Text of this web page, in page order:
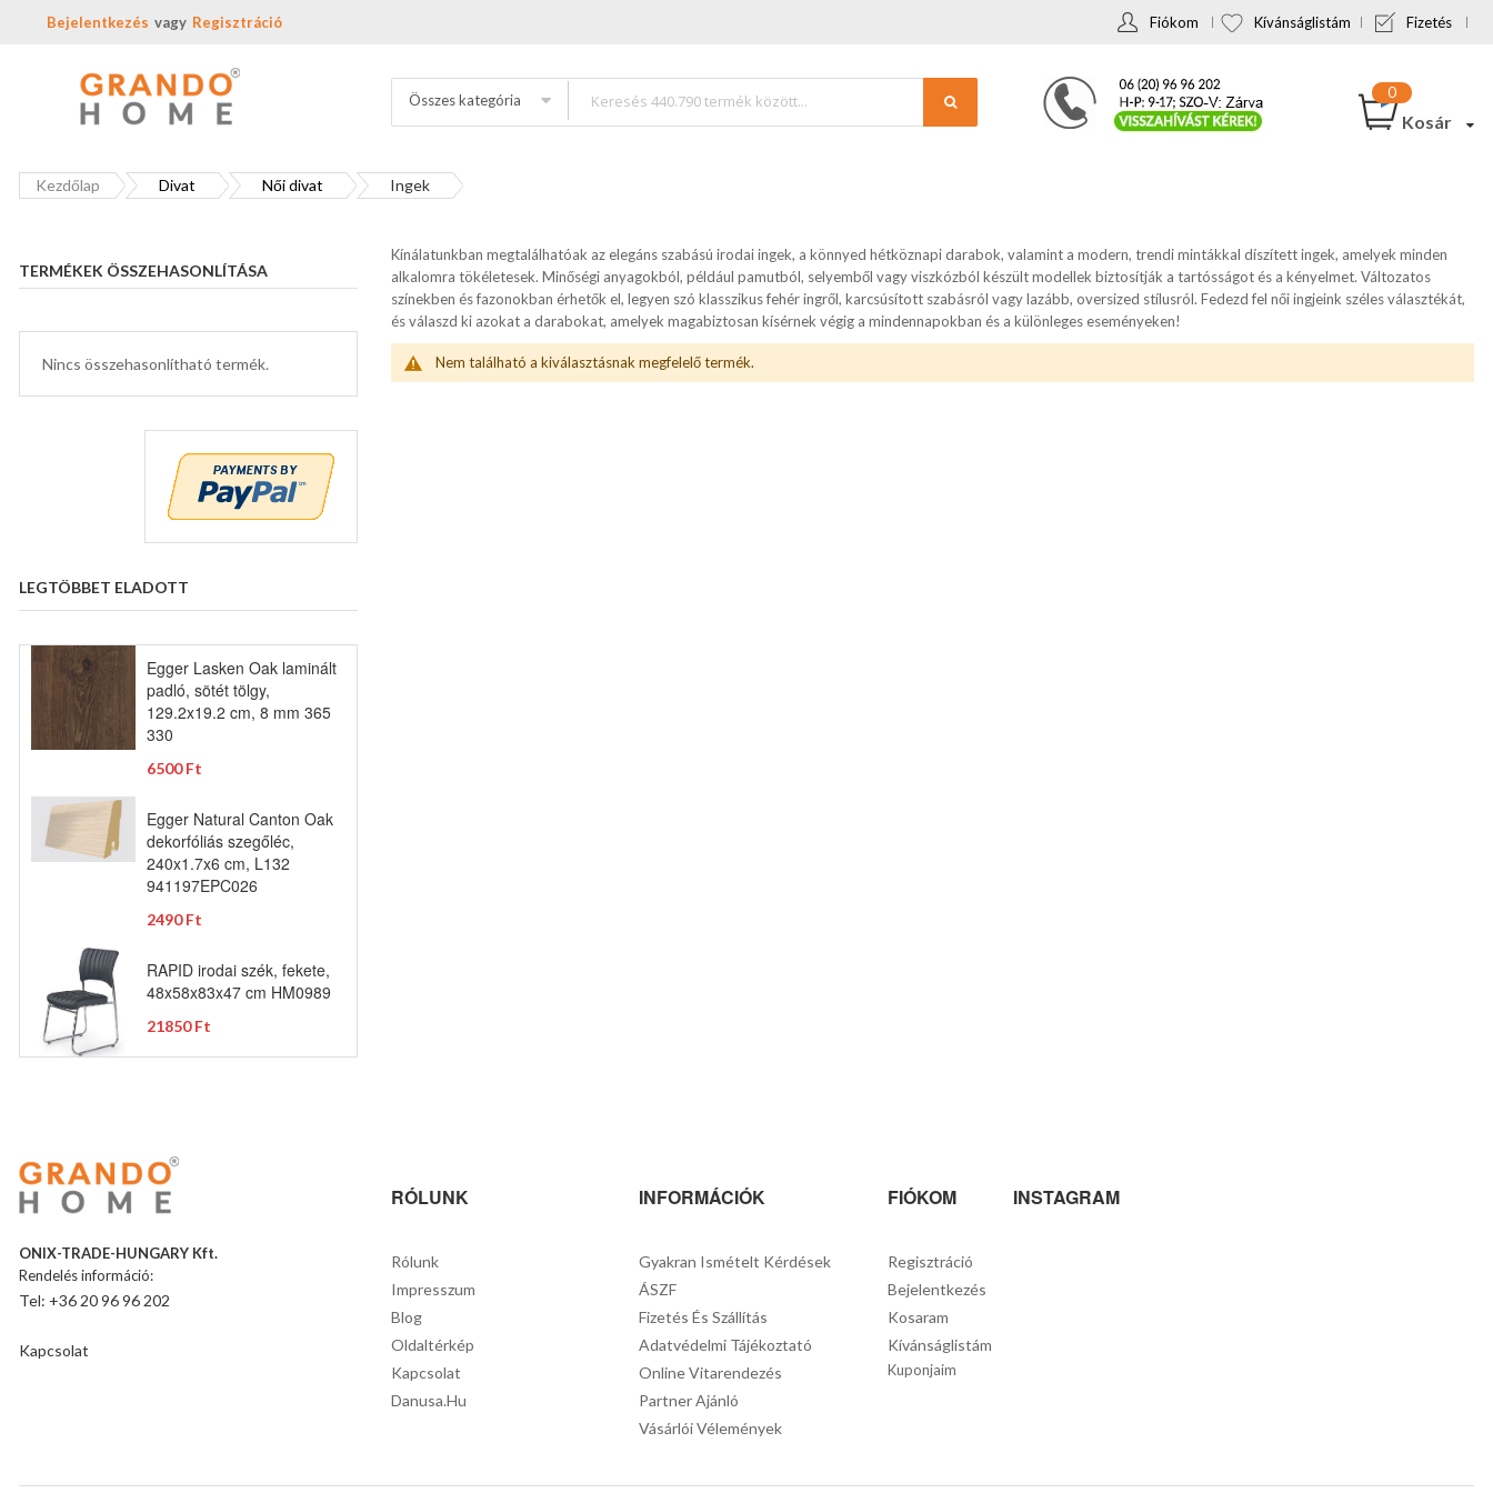
Bejelentkezés Regisztráció Fiókom Kívánságlistám Fizetés
Összes kategória
Kosár
Kezdőlap Divat Női divat Ingek
Kínálatunkban megtalálhatóak az elegáns szabású irodai ingek, a könnyed hétköznapi darabok, valamint a modern, trendi mintákkal díszített ingek, amelyek minden
alkalomra tökéletesek. Minőségi anyagokból, például pamutból, selyemből vagy viszkózból készült modellek biztosítják a tartósságot és a kényelmet. Változatos
színekben és fazonokban érhetők el, legyen szó klasszikus fehér ingről, karcsúsított szabásról vagy lazább, oversized stílusról. Fedezd fel női ingjeink széles választékát,
és válaszd ki azokat a darabokat, amelyek magabiztosan kísérnek végig a mindennapokban és a különleges eseményeken!
Nem található a kiválasztásnak megfelelő termék.
TERMÉKEK ÖSSZEHASONLÍTÁSA
Nincs összehasonlítható termék.
LEGTÖBBET ELADOTT
Egger Lasken Oak laminált
padló, sötét tölgy,
129.2x19.2 cm, 8 mm 365
330
6500 Ft
Egger Natural Canton Oak
dekorfóliás szegőléc,
240x1.7x6 cm, L132
941197EPC026
2490 Ft
RAPID irodai szék, fekete,
48x58x83x47 cm HM0989
21850 Ft
ONIX-TRADE-HUNGARY Kft.
Rendelés információ:
Tel: +36 20 96 96 202
Kapcsolat
RÓLUNK
Rólunk
Impresszum
Blog
Oldaltérkép
Kapcsolat
Danusa.hu
INFORMÁCIÓK
Gyakran Ismételt Kérdések
ÁSZF
Fizetés És Szállítás
Adatvédelmi Tájékoztató
Online Vitarendezés
Partner Ajánló
Vásárlói Vélemények
FIÓKOM
Regisztráció
Bejelentkezés
Kosaram
Kívánságlistám
Kuponjaim
INSTAGRAM